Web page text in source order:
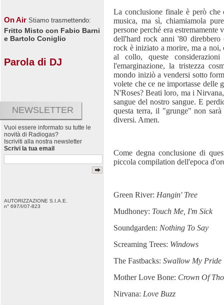
On Air Stiamo trasmettendo:
Fritto Misto con Fabio Barni
e Bartolo Coniglio
Parola di DJ
NEWSLETTER
Vuoi essere informato su tutte le
novità di Radiogas?
Iscriviti alla nostra newsletter
Scrivi la tua email
AUTORIZZAZIONE S.I.A.E.
n° 697/I/07-823
La conclusione finale è però che
musica, ma sì, chiamiamola
persone perché era
dell'hard rock anni '80
rock è iniziato a morire, ma a
al collo, queste
l'emarginazione, la tristezza
mondo iniziò a vendersi sotto
volete che ce ne importasse delle
N'Roses? Beati loro, ma i
sangue del nostro sangue. E
questa terra, il "grunge" non
diversi. Amen.
Come degna conclusione di
piccola compilation dell'epoca
Green River: Hangin' Tree
Mudhoney: Touch Me, I'm Sick
Soundgarden: Nothing To Say
Screaming Trees: Windows
The Fastbacks: Swallow My Pride
Mother Love Bone: Crown Of
Nirvana: Love Buzz